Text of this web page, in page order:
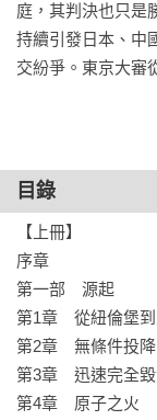
庭，其判決也只是
持續引發日本、中
交紛爭。東京大審
時間，考察七國史
代，寫出這部生動
僅分析法律論點、
響，更刻劃出各方
這是你我都可能聽
正在翻開新的一頁
重返亞太，新的世
在更需要重新認識
目錄
【上冊】
序章
第一部　源起
第1章　從紐倫堡
第2章　無條件投降
第3章　迅速完全
第4章　原子之火